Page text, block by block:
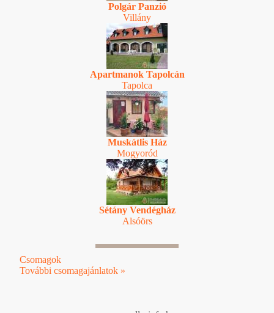
Polgár Panzió
Villány
Apartmanok Tapolcán
Tapolca
Muskátlis Ház
Mogyoród
Sétány Vendégház
Alsóörs
Csomagok
További csomagajánlatok »